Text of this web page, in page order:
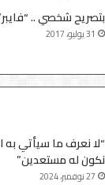
بتصريح شخصي ..
31 يوليو، 2017
“لا نعرف ما سيأتي
نكون له مستعدين”
27 نوفمبر، 2024